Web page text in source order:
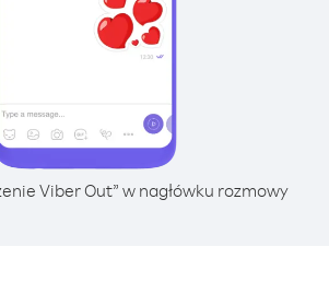
Viber Out” w nagłówku rozmowy